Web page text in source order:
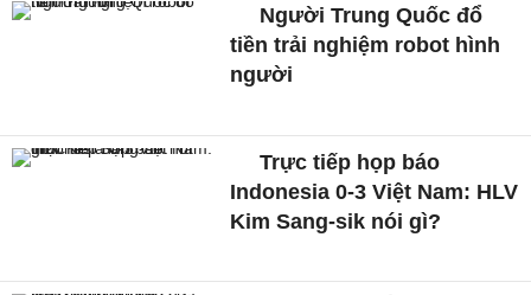
Người Trung Quốc đổ
tiền trải nghiệm robot hình
người
Trực tiếp họp báo
Indonesia 0-3 Việt Nam: HLV
Kim Sang-sik nói gì?